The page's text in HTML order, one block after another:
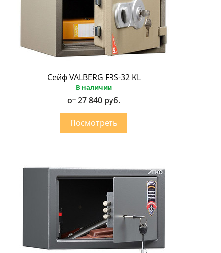
Сейф VALBERG FRS-32 KL
В наличии
от 27 840 руб.